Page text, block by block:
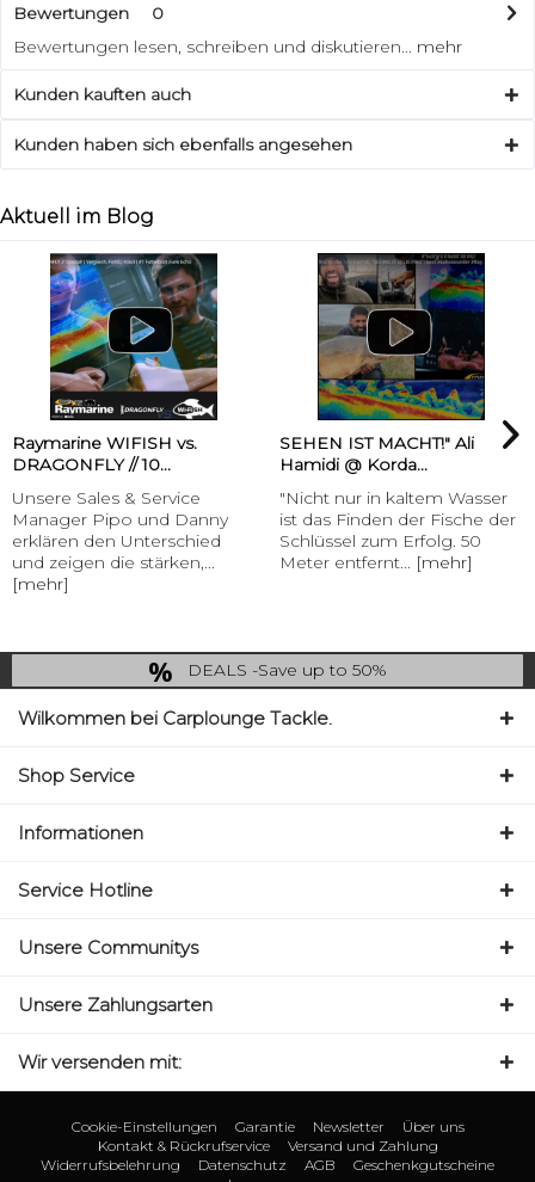
Bewertungen
0
Bewertungen lesen, schreiben und diskutieren... mehr
Kunden kauften auch
Kunden haben sich ebenfalls angesehen
Aktuell im Blog
Raymarine WIFISH vs.
DRAGONFLY // 10...
Unsere Sales & Service
Manager Pipo und Danny
erklären den Unterschied
und zeigen die stärken,...
[mehr]
SEHEN IST MACHT!" Ali
Hamidi @ Korda...
"Nicht nur in kaltem Wasser
ist das Finden der Fische der
Schlüssel zum Erfolg. 50
Meter entfernt... [mehr]
DEALS -Save up to 50%
Wilkommen bei Carplounge Tackle.
Shop Service
Informationen
Service Hotline
Unsere Communitys
Unsere Zahlungsarten
Wir versenden mit:
Cookie-Einstellungen Garantie Newsletter
Über uns
Kontakt & Rückrufservice
Versand und Zahlung
Widerrufsbelehrung
Datenschutz AGB
Geschenkgutscheine